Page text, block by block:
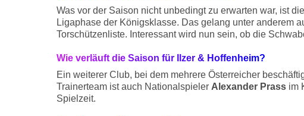
Was vor der Saison nicht unbedingt zu erwarten war, ist
Ligaphase der Königsklasse. Das gelang unter anderem
Torschützenliste. Interessant wird nun sein, ob die
Wie verläuft die Saison für Ilzer & Hoffenheim?
Ein weiterer Club, bei dem mehrere Österreicher
Trainerteam ist auch Nationalspieler Alexander Prassim
Spielzeit.